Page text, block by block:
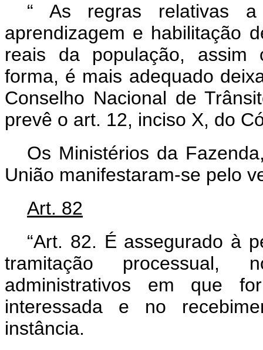
“ As regras relativas
aprendizagem e habilitação
reais da população, assim
forma, é mais adequado
Conselho Nacional de
prevê o art. 12, inciso X, do
Os Ministérios da
União manifestaram-se pelo
Art. 82
“Art. 82. É assegurado à
tramitação processual,
administrativos em que
interessada e no
instância.